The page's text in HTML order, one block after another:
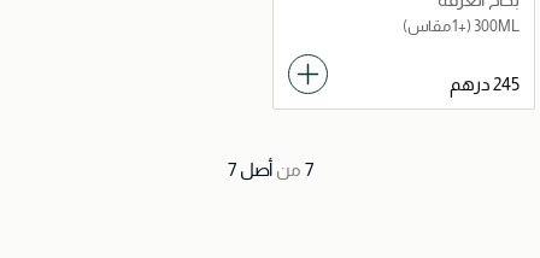
300ML (+1 مقاس)
7 من أصل 7